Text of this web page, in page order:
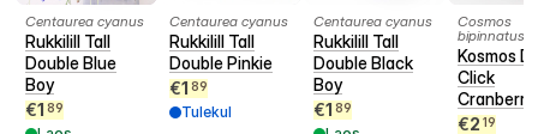
Centaurea cyanus
Rukkilill Tall
Double Blue
Boy
€1 89
Centaurea cyanus
Rukkilill Tall
Double Pinkie
€1 89
Tulekul
Centaurea cyanus
Rukkilill Tall
Double Black
Boy
€1 89
Cosmos
bipinnatus
Kosmos
Click
€2 19